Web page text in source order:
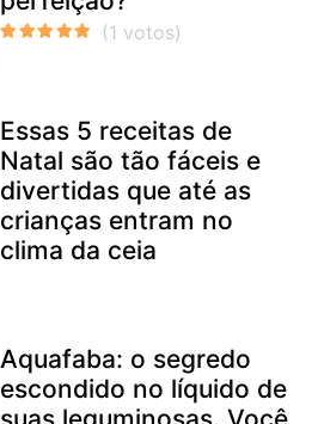
Essas 5 receitas de
Natal são tão fáceis e
divertidas que até as
crianças entram no
clima da ceia
Aquafaba: o segredo
escondido no líquido de